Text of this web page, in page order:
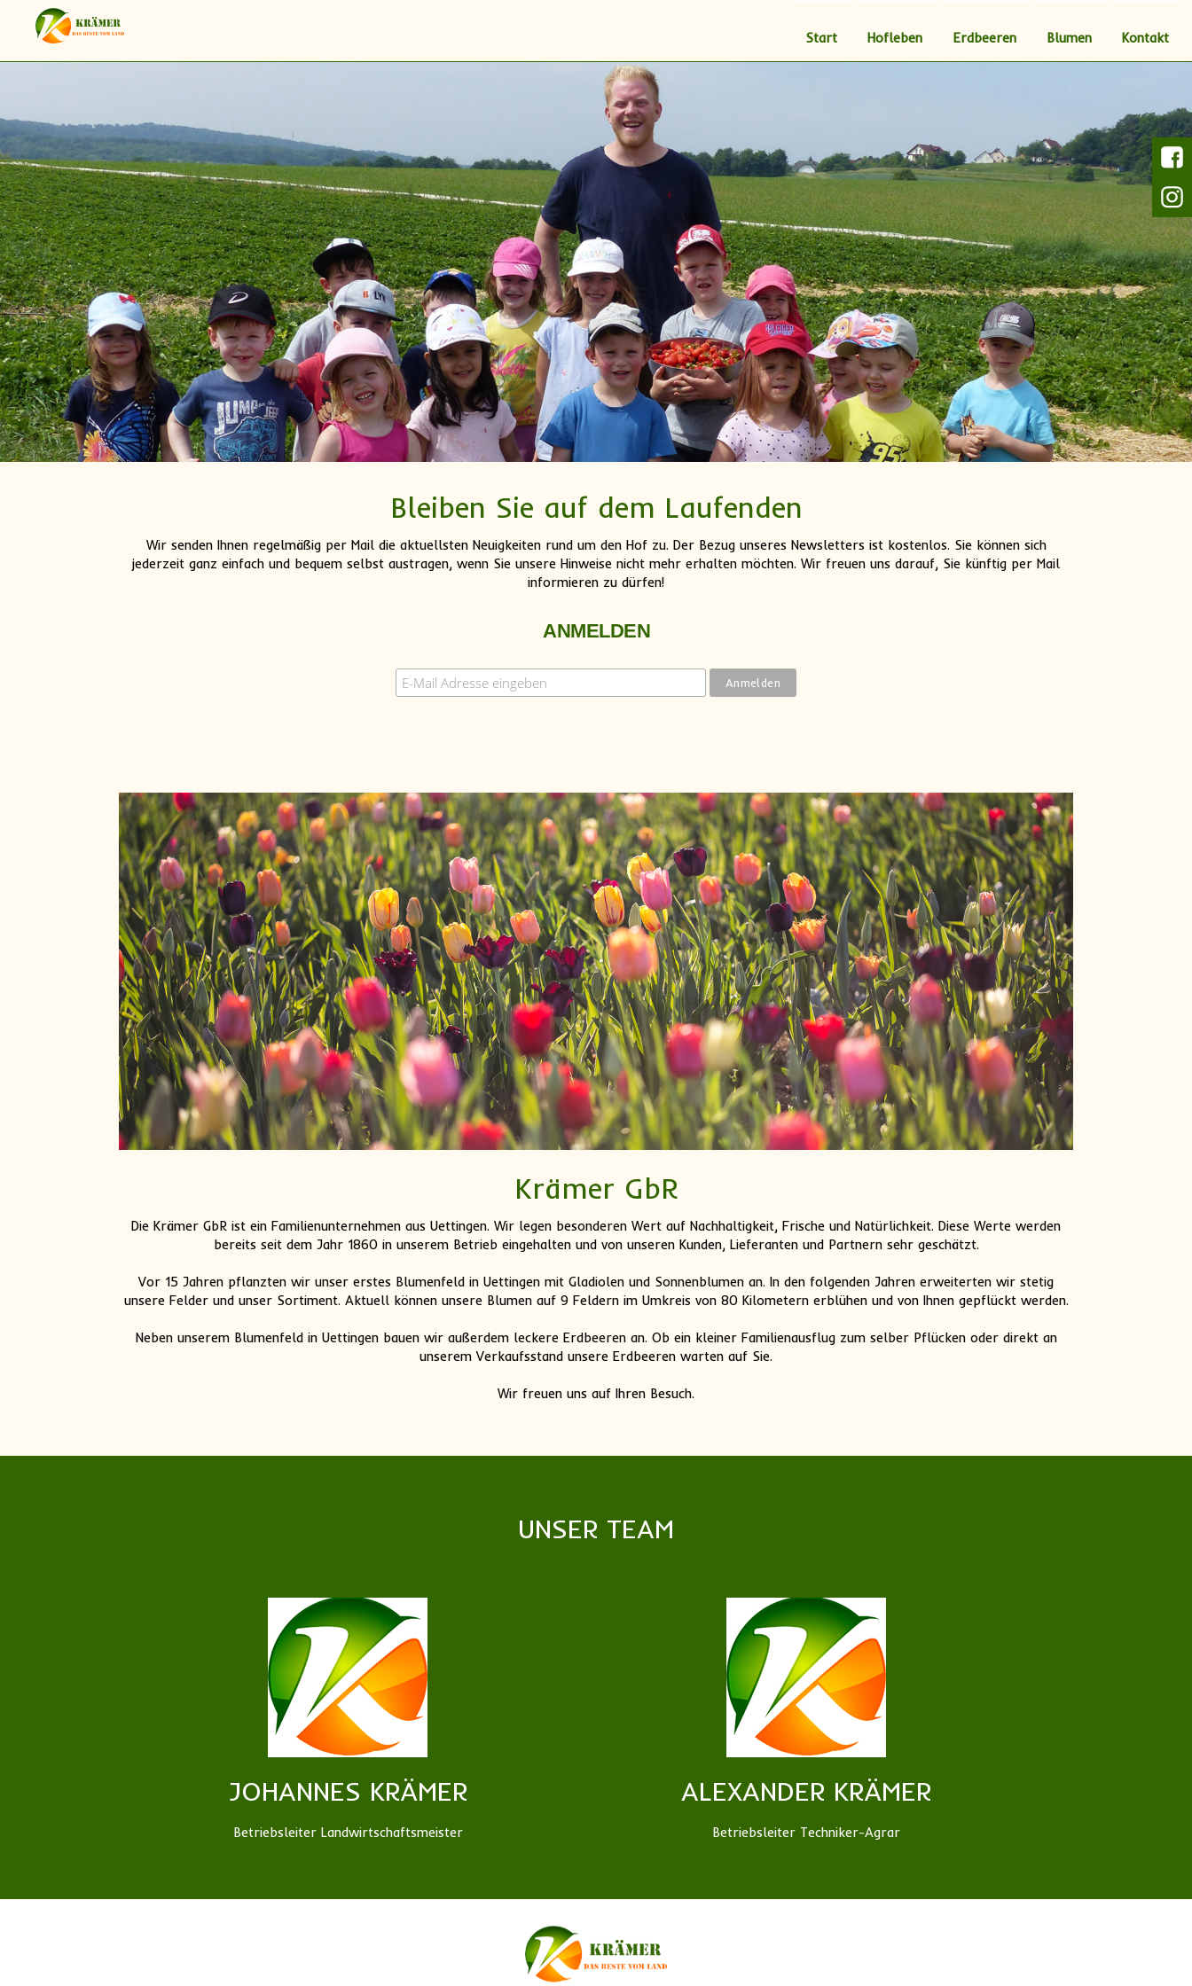
Bleiben Sie auf dem Laufenden
Wir senden Ihnen regelmäßig per Mail die aktuellsten Neuigkeiten rund um den Hof zu. Der Bezug unseres Newsletters ist kostenlos. Sie können sich
jederzeit ganz einfach und bequem selbst austragen, wenn Sie unsere Hinweise nicht mehr erhalten möchten. Wir freuen uns darauf, Sie künftig per Mail
informieren zu dürfen!
ANMELDEN
Krämer GbR
Die Krämer GbR ist ein Familienunternehmen aus Uettingen. Wir legen besonderen Wert auf Nachhaltigkeit, Frische und Natürlichkeit. Diese Werte werden
bereits seit dem Jahr 1860 in unserem Betrieb eingehalten und von unseren Kunden, Lieferanten und Partnern sehr geschätzt.
Vor 15 Jahren pflanzten wir unser erstes Blumenfeld in Uettingen mit Gladiolen und Sonnenblumen an. In den folgenden Jahren erweiterten wir stetig
unsere Felder und unser Sortiment. Aktuell können unsere Blumen auf 9 Feldern im Umkreis von 80 Kilometern erblühen und von Ihnen gepflückt werden.
Neben unserem Blumenfeld in Uettingen bauen wir außerdem leckere Erdbeeren an. Ob ein kleiner Familienausflug zum selber Pflücken oder direkt an
unserem Verkaufsstand unsere Erdbeeren warten auf Sie.
Wir freuen uns auf Ihren Besuch.
UNSER TEAM
JOHANNES KRÄMER
Betriebsleiter Landwirtschaftsmeister
ALEXANDER KRÄMER
Betriebsleiter Techniker-Agrar
Start Hofleben Erdbeeren Blumen Kontakt